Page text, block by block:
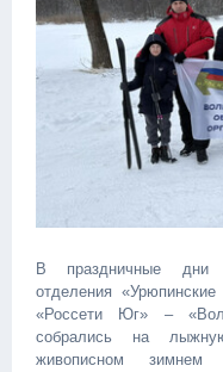
В праздничные дни
отделения
«Россети Юг» –
собрались на
живописном